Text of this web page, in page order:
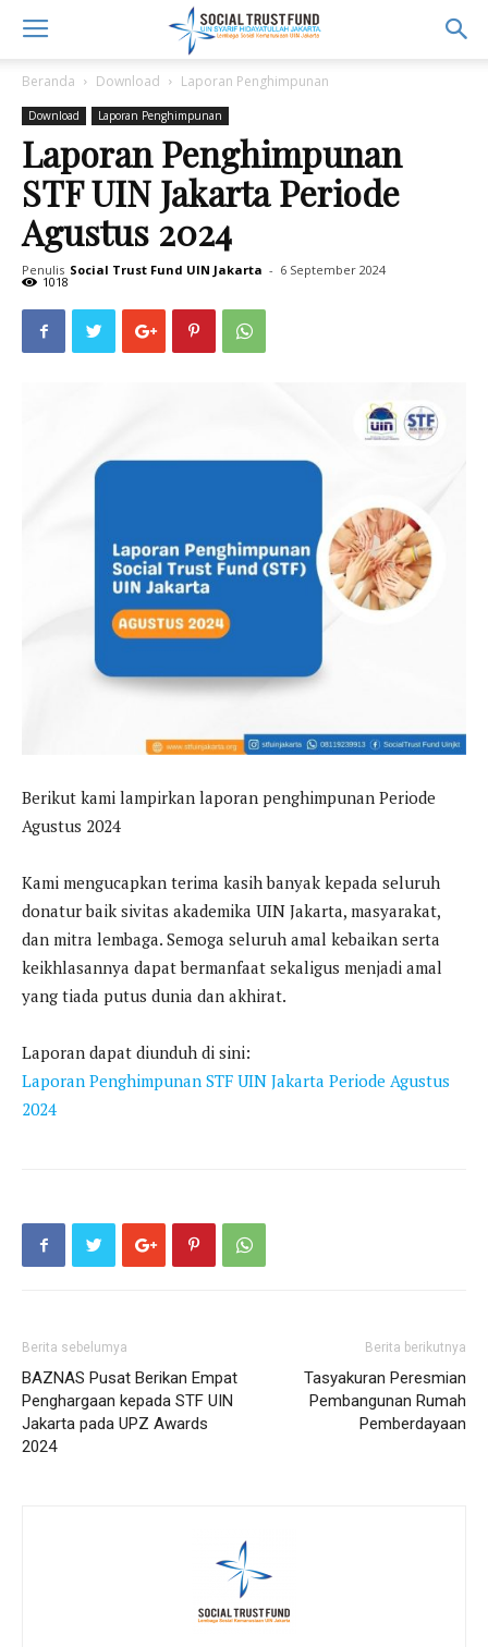
Beranda Download Laporan Penghimpunan
Download Laporan Penghimpunan
Laporan Penghimpunan
STF UIN Jakarta Periode
Agustus 2024
Penulis Social Trust Fund UIN Jakarta - 6 September 2024
1018
Berikut kami lampirkan laporan penghimpunan Periode
Agustus 2024
Kami mengucapkan terima kasih banyak kepada seluruh
donatur baik sivitas akademika UIN Jakarta, masyarakat,
dan mitra lembaga. Semoga seluruh amal kebaikan serta
keikhlasannya dapat bermanfaat sekaligus menjadi amal
yang tiada putus dunia dan akhirat.
Laporan dapat diunduh di sini:
Laporan Penghimpunan STF UIN Jakarta Periode Agustus
2024
Berita sebelumya
BAZNAS Pusat Berikan Empat
Penghargaan kepada STF UIN
Jakarta pada UPZ Awards
2024
Berita berikutnya
Tasyakuran Peresmian
Pembangunan Rumah
Pemberdayaan